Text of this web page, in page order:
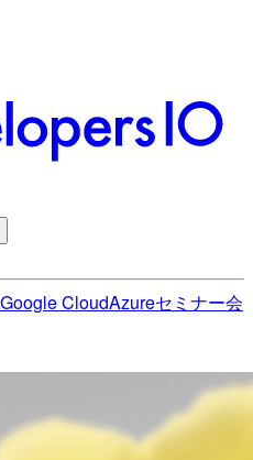
Google CloudAzureセミナー会